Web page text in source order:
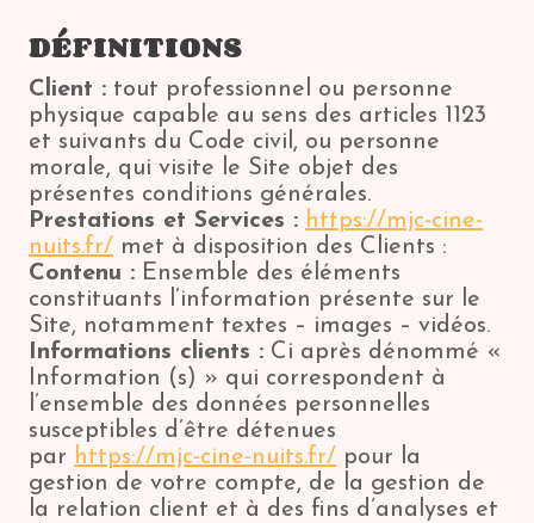
DÉFINITIONS
Client : tout professionnel ou personne
physique capable au sens des articles 1123
et suivants du Code civil, ou personne
morale, qui visite le Site objet des
présentes conditions générales.
Prestations et Services : https://mjc-cine-
nuits.fr/ met à disposition des Clients :
Contenu : Ensemble des éléments
constituants l’information présente sur le
Site, notamment textes – images – vidéos.
Informations clients : Ci après dénommé «
Information (s) » qui correspondent à
l’ensemble des données personnelles
susceptibles d’être détenues
par https://mjc-cine-nuits.fr/ pour la
gestion de votre compte, de la gestion de
la relation client et à des fins d’analyses et